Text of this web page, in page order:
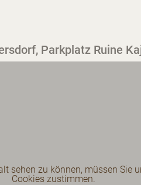
Parkplatz Ruine
sehen zu können, müssen Sie
Cookies zustimmen.